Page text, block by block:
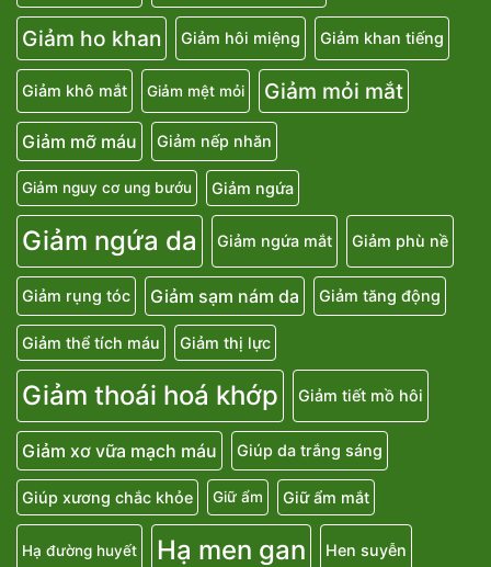
Giảm ho khan Giảm hôi miệng Giảm khan tiếng
Giảm khô mắt Giảm mệt mỏi Giảm mỏi mắt
Giảm mỡ máu Giảm nếp nhăn
Giảm nguy cơ ung bướu Giảm ngứa
Giảm ngứa da Giảm ngứa mắt Giảm phù nề
Giảm rụng tóc Giảm sạm nám da Giảm tăng động
Giảm thể tích máu Giảm thị lực
Giảm thoái hoá khớp Giảm tiết mồ hôi
Giảm xơ vữa mạch máu Giúp da trắng sáng
Giúp xương chắc khỏe Giữ ẩm Giữ ẩm mắt
Hạ đường huyết Hạ men gan Hen suyễn